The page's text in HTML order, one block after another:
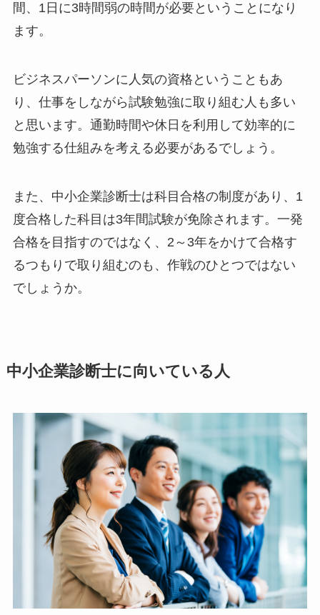
間、1日に3時間弱の時間が必要ということになり
ます。
ビジネスパーソンに人気の資格ということもあ
り、仕事をしながら試験勉強に取り組む人も多い
と思います。通勤時間や休日を利用して効率的に
勉強する仕組みを考える必要があるでしょう。
また、中小企業診断士は科目合格の制度があり、1
度合格した科目は3年間試験が免除されます。一発
合格を目指すのではなく、2～3年をかけて合格す
るつもりで取り組むのも、作戦のひとつではない
でしょうか。
中小企業診断士に向いている人